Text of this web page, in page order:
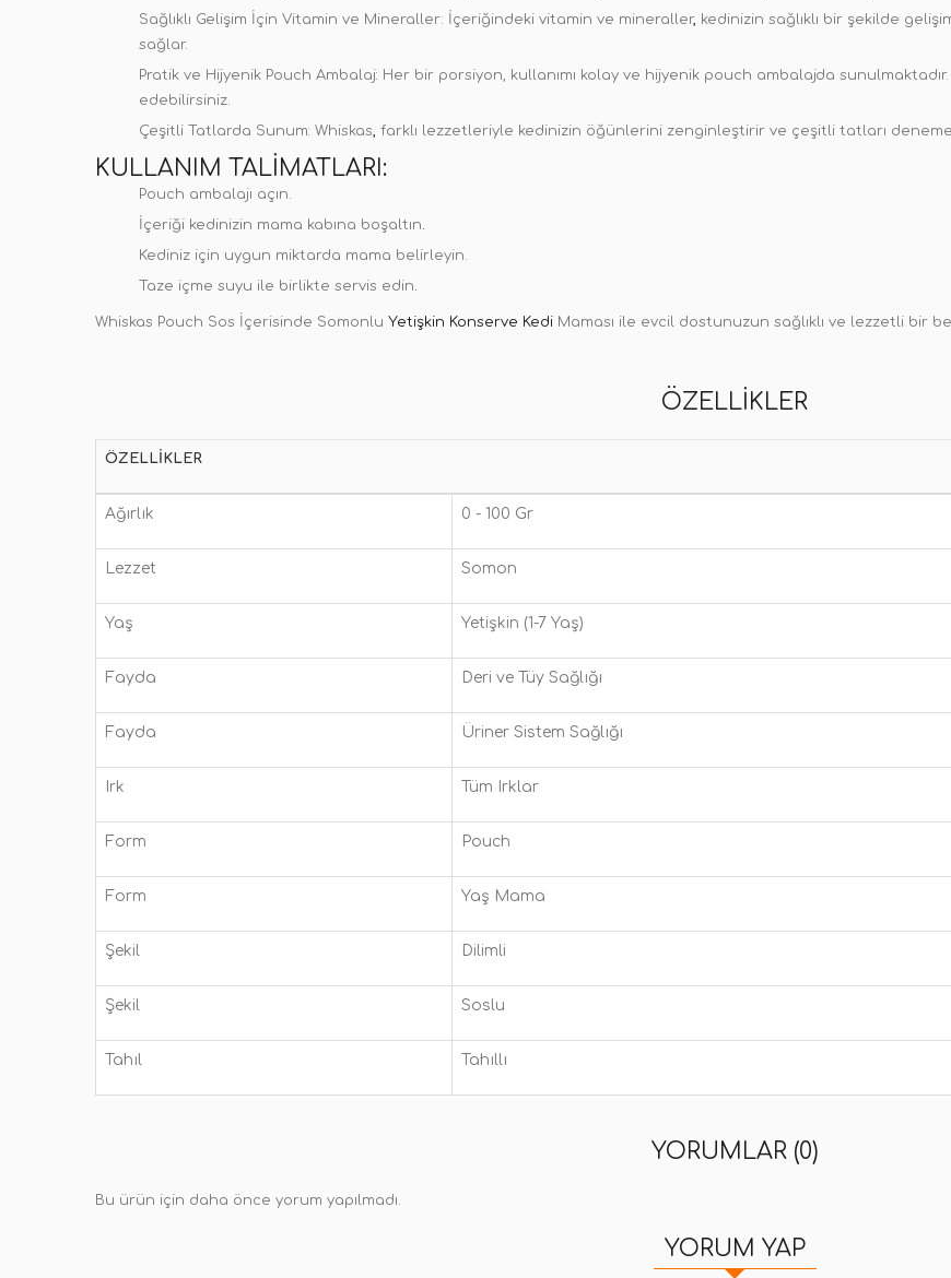
Sağlıklı Gelişim İçin Vitamin ve Mineraller: İçeriğindeki vitamin ve mineraller, kedinizin sağlıklı bir şekilde
sağlar.
Pratik ve Hijyenik Pouch Ambalaj: Her bir porsiyon, kullanımı kolay ve hijyenik pouch ambalajda
edebilirsiniz.
Çeşitli Tatlarda Sunum: Whiskas, farklı lezzetleriyle kedinizin öğünlerini zenginleştirir ve çeşitli tatları
KULLANIM TALIMATLARI:
Pouch ambalajı açın.
İçeriği kedinizin mama kabına boşaltın.
Kediniz için uygun miktarda mama belirleyin.
Taze içme suyu ile birlikte servis edin.
Whiskas Pouch Sos İçerisinde Somonlu Yetişkin Konserve Kedi Maması ile evcil dostunuzun sağlıklı ve lezzetli bir
ÖZELLIKLER
ÖZELLIKLER
Ağırlık 0 - 100 Gr
Lezzet Somon
Yaş Yetişkin (1-7 Yaş)
Fayda Deri ve Tüy Sağlığı
Fayda Üriner Sistem Sağlığı
Irk Tüm Irklar
Form Pouch
Form Yaş Mama
Şekil Dilimli
Şekil Soslu
Tahıl Tahıllı
YORUMLAR (0)
Bu ürün için daha önce yorum yapılmadı.
YORUM YAP